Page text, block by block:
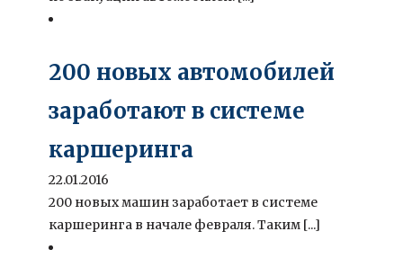
200 новых автомобилей
заработают в системе
каршеринга
22.01.2016
200 новых машин заработает в системе
каршеринга в начале февраля. Таким [...]